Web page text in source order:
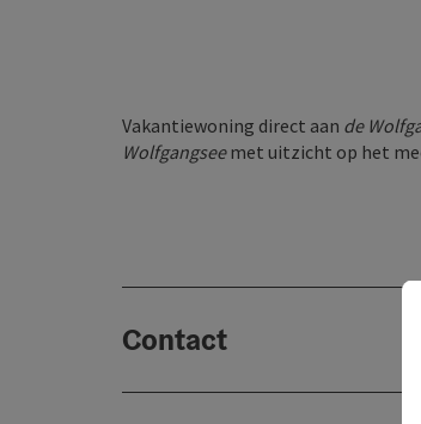
Vakantiewoning direct aan de
Wolfgangseemet uitzicht op het
Contact